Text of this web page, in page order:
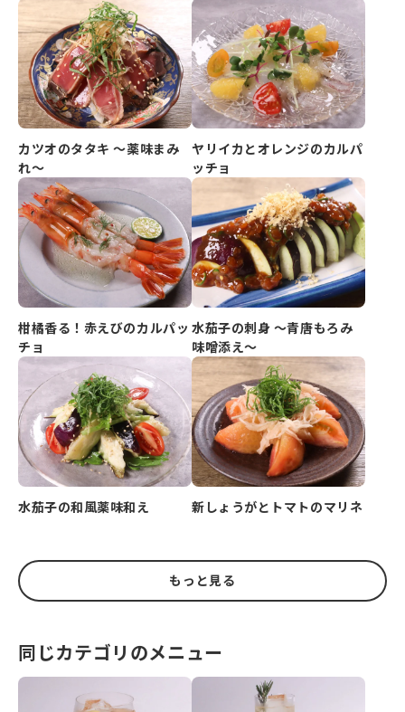
カツオのタタキ ～薬味まみ
れ～
ヤリイカとオレンジのカルパ
ッチョ
柑橘香る！赤えびのカルパッ
チョ
水茄子の刺身 ～青唐もろみ
味噌添え～
水茄子の和風薬味和え 新しょうがとトマトのマリネ
もっと見る
同じカテゴリのメニュー